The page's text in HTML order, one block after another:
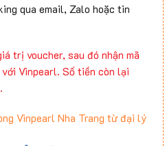
qua email, Zalo hoặc tin
trị voucher, sau đó nhận mã
Vinpearl. Số tiền còn lại
Vinpearl Nha Trang từ đại lý